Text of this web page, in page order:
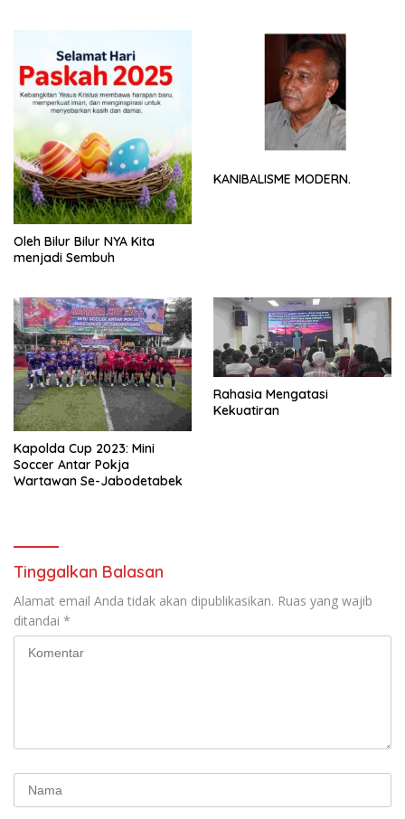
Oleh Bilur Bilur NYA Kita
menjadi Sembuh
KANIBALISME MODERN.
Kapolda Cup 2023: Mini
Soccer Antar Pokja
Wartawan Se-Jabodetabek
Rahasia Mengatasi
Kekuatiran
Tinggalkan Balasan
Alamat email Anda tidak akan dipublikasikan. Ruas yang wajib
ditandai *